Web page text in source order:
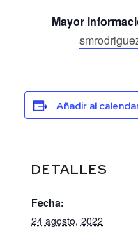
Mayor
Añadir al
DETALLES
Fecha:
24 agosto, 2022